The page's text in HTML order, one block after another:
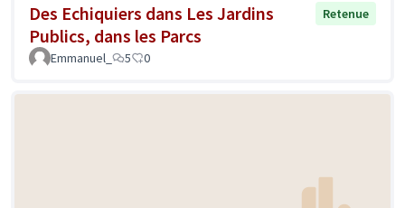
Des Echiquiers dans Les Jardins
Publics, dans les Parcs
Retenue
Emmanuel_ 5 0